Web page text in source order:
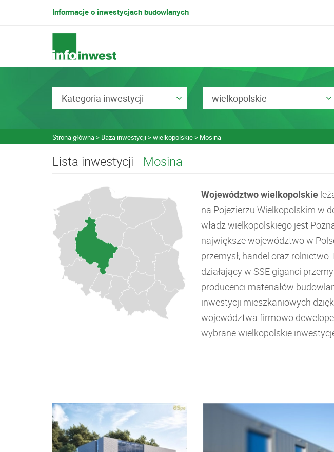
Informacje o inwestycjach budowlanych
Kategoria inwestycji wielkopolskie
Strona główna Baza inwestycji wielkopolskie Mosina
Lista inwestycji - Mosina
Województwo wielkopolskie
na Pojezierzu Wielkopolskim w
władz wielkopolskiego jest
największe województwo w
przemysł, handel oraz
działający w SSE giganci
producenci materiałów
inwestycji mieszkaniowych
województwa firmowo
wybrane wielkopolskie